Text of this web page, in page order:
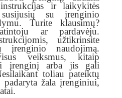
ir laikykitės
su įrenginio
Turite klausimų?
ar pardavėju.
užtikrinsite
naudojimą.
veiksmus, kitaip
įrenginį arba jis gali
toliau pateiktų
žala įrenginiui,